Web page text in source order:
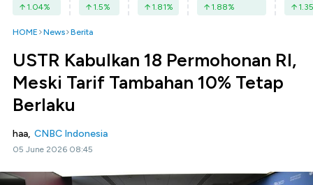
1.04% 1.5% 1.81% 1.88% 1.35
HOME News Berita
USTR Kabulkan 18 Permohonan RI,
Meski Tarif Tambahan 10% Tetap
Berlaku
haa, CNBC Indonesia
05 June 2026 08:45